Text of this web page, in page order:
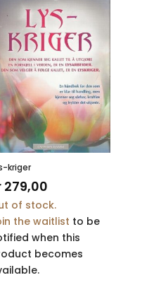
kriger
279,00
of stock.
the waitlist to be
when this
becomes